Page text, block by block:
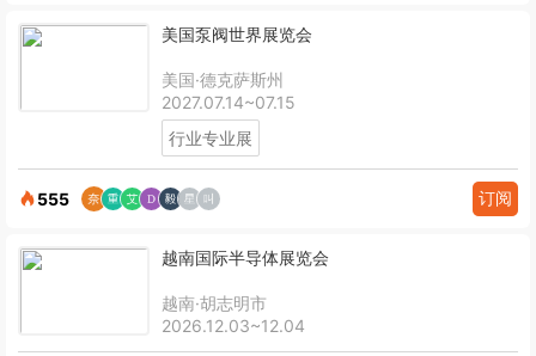
美国泵阀世界展览会
美国·德克萨斯州
2027.07.14~07.15
行业专业展
555 订阅
越南国际半导体展览会
越南·胡志明市
2026.12.03~12.04